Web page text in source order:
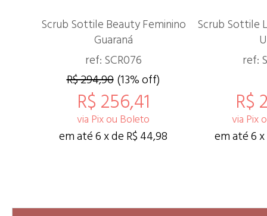
Scrub Sottile Beauty Feminino
Guaraná
ref: SCR076
R$ 294,90 (13% off)
R$ 256,41
via Pix ou Boleto
em até 6 x de R$ 44,98
Scrub Sottile
ref:
R$
via Pix
em até 6